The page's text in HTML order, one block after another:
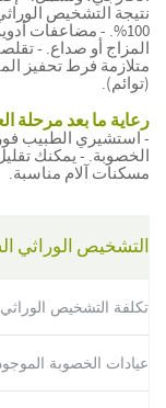
100%. - مضاعفات
المزاج أو صداع. -
متلازمة فرط تحفيز
(توائم).
رعاية ما بعد مرحلة
- استشيري الطبيب
الخصوبة. - يمكنك
مسكنات آلام مناسبة.
التشخيص الوراثي
تكلفة التشخيص
عيادات الخصوبة